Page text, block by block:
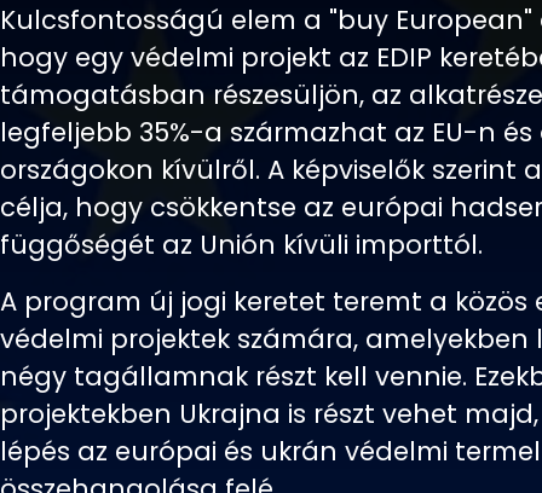
Kulcsfontosságú elem a "buy European"
hogy egy védelmi projekt az EDIP
támogatásban részesüljön, az
legfeljebb 35%-a származhat az EU-n
országokon kívülről. A képviselők szerint
célja, hogy csökkentse az európai
függőségét az Unión kívüli importtól.
A program új jogi keretet teremt a közös
védelmi projektek számára,
négy tagállamnak részt kell vennie.
projektekben Ukrajna is részt vehet
lépés az európai és ukrán védelmi